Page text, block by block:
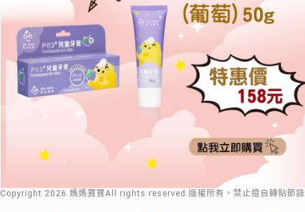
Copyright 2026 .媽媽寶寶All rights reserved.版權所有，禁止擅自轉貼節錄